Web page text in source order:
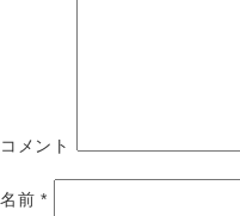
コメント
名前*